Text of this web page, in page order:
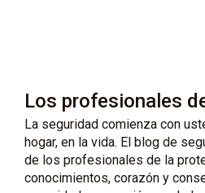
Los profesionales
La seguridad comienza con
hogar, en la vida. El blog de
de los profesionales de la
conocimientos, corazón y